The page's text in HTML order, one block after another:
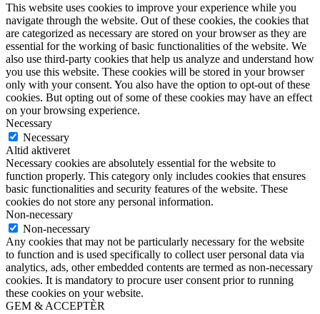
This website uses cookies to improve your experience while you
navigate through the website. Out of these cookies, the cookies that
are categorized as necessary are stored on your browser as they are
essential for the working of basic functionalities of the website. We
also use third-party cookies that help us analyze and understand how
you use this website. These cookies will be stored in your browser
only with your consent. You also have the option to opt-out of these
cookies. But opting out of some of these cookies may have an effect
on your browsing experience.
Necessary
Necessary
Altid aktiveret
Necessary cookies are absolutely essential for the website to
function properly. This category only includes cookies that ensures
basic functionalities and security features of the website. These
cookies do not store any personal information.
Non-necessary
Non-necessary
Any cookies that may not be particularly necessary for the website
to function and is used specifically to collect user personal data via
analytics, ads, other embedded contents are termed as non-necessary
cookies. It is mandatory to procure user consent prior to running
these cookies on your website.
GEM & ACCEPTÈR